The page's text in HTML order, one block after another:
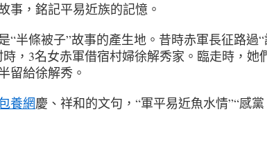
，銘記平易近族的記憶。
條被子”故事的產生地。昔時赤軍長征路過“
，3名女赤軍借宿村婦徐解秀家。臨走時，她
留給徐解秀。
養網慶、祥和的文句，“軍平易近魚水情”“感黨